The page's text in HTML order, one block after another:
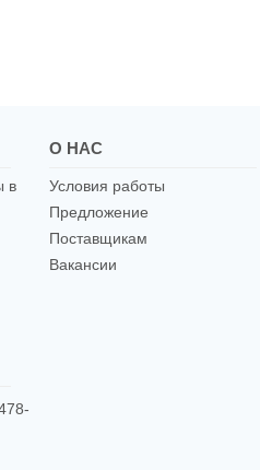
в
О НАС
Условия работы
Предложение
Поставщикам
Вакансии